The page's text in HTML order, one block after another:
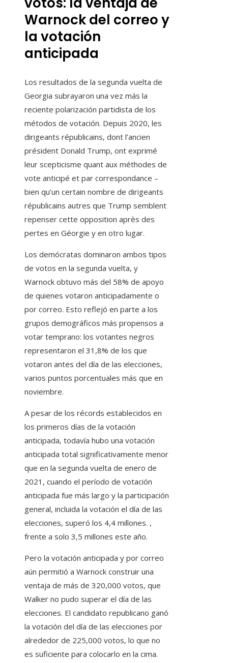
Warnock del correo y
la votación
anticipada
Los resultados de la segunda vuelta de
Georgia subrayaron una vez más la
reciente polarización partidista de los
métodos de votación. Depuis 2020, les
dirigeants républicains, dont l’ancien
président Donald Trump, ont exprimé
leur scepticisme quant aux méthodes de
vote anticipé et par correspondance –
bien qu’un certain nombre de dirigeants
républicains autres que Trump semblent
repenser cette opposition après des
pertes en Géorgie y en otro lugar.
Los demócratas dominaron ambos tipos
de votos en la segunda vuelta, y
Warnock obtuvo más del 58% de apoyo
de quienes votaron anticipadamente o
por correo. Esto reflejó en parte a los
grupos demográficos más propensos a
votar temprano: los votantes negros
representaron el 31,8% de los que
votaron antes del día de las elecciones,
varios puntos porcentuales más que en
noviembre.
A pesar de los récords establecidos en
los primeros días de la votación
anticipada, todavía hubo una votación
anticipada total significativamente menor
que en la segunda vuelta de enero de
2021, cuando el período de votación
anticipada fue más largo y la participación
general, incluida la votación el día de las
elecciones, superó los 4,4 millones. ,
frente a solo 3,5 millones este año.
Pero la votación anticipada y por correo
aún permitió a Warnock construir una
ventaja de más de 320,000 votos, que
Walker no pudo superar el día de las
elecciones. El candidato republicano ganó
la votación del día de las elecciones por
alrededor de 225,000 votos, lo que no
es suficiente para colocarlo en la cima.